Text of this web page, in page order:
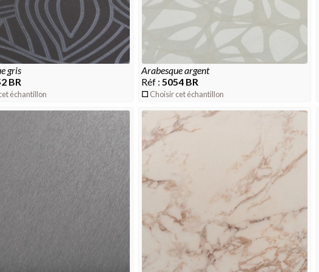
gris
BR
échantillon
arabesque argent
Réf : 5054 BR
Choisir cet échantillon